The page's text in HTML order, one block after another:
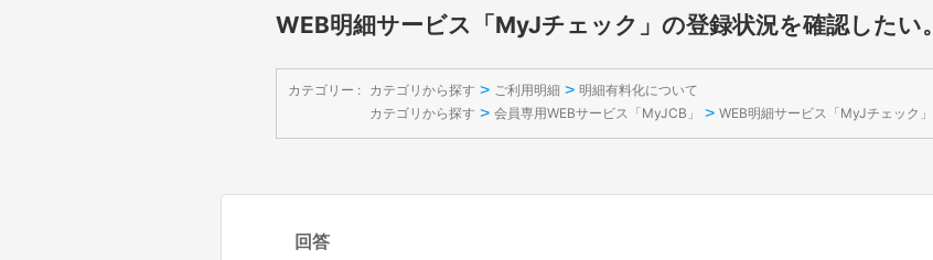
WEB明細サービス「MyJチェック」の登録状況を確認したい。
カテゴリー : カテゴリから探す > ご利用明細 > 明細有料化について
カテゴリから探す > 会員専用WEBサービス「MyJCB」 > WEB明細サービス「MyJチェック」
回答